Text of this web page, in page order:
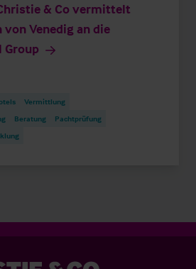
& Co vermittelt
Venedig an die
Group
Vermittlung
Beratung
Pachtprüfung